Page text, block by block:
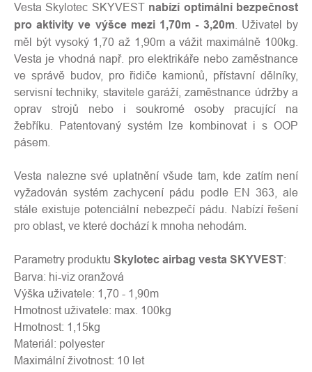
Vesta Skylotec SKYVEST nabízí optimální bezpečnost
pro aktivity ve výšce mezi 1,70m - 3,20m. Uživatel by
měl být vysoký 1,70 až 1,90m a vážit maximálně 100kg.
Vesta je vhodná např. pro elektrikáře nebo zaměstnance
ve správě budov, pro řidiče kamionů, přístavní dělníky,
servisní techniky, stavitele garáží, zaměstnance údržby a
oprav strojů nebo i soukromé osoby pracující na
žebříku. Patentovaný systém lze kombinovat i s OOP
pásem.
Vesta nalezne své uplatnění všude tam, kde zatím není
vyžadován systém zachycení pádu podle EN 363, ale
stále existuje potenciální nebezpečí pádu. Nabízí řešení
pro oblast, ve které dochází k mnoha nehodám.
Parametry produktu Skylotec airbag vesta SKYVEST:
Barva: hi-viz oranžová
Výška uživatele: 1,70 - 1,90m
Hmotnost uživatele: max. 100kg
Hmotnost: 1,15kg
Materiál: polyester
Maximální životnost: 10 let